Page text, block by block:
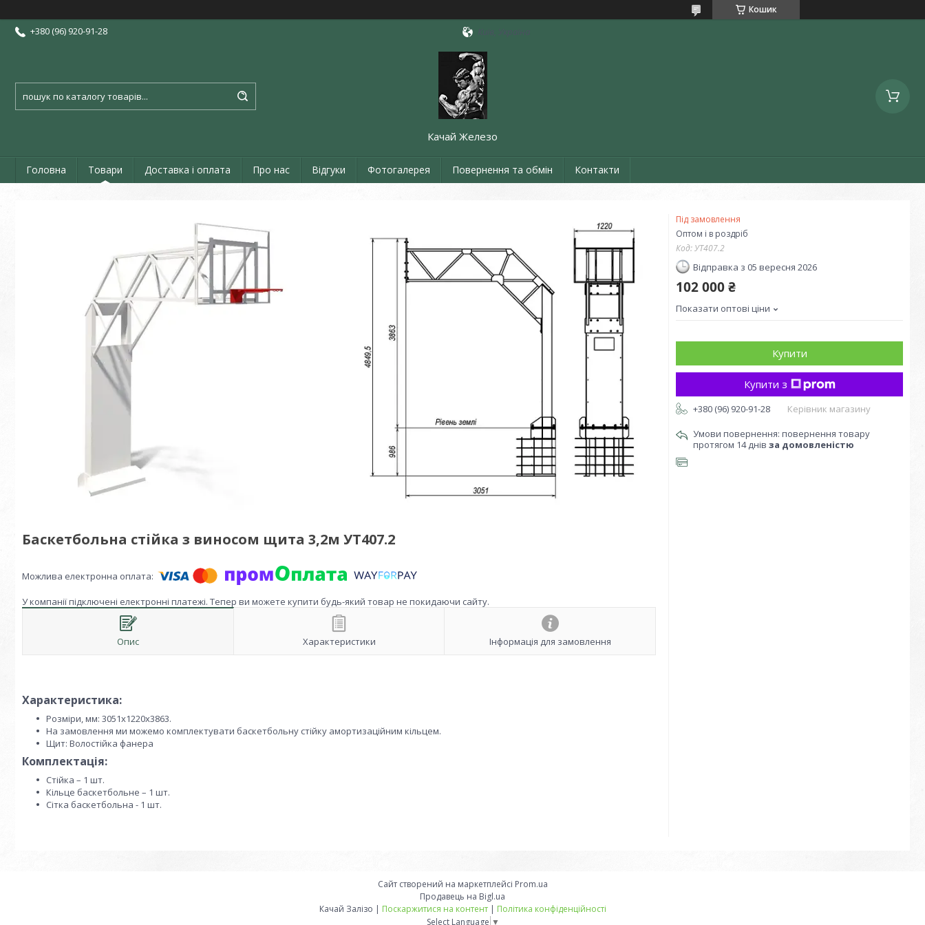
Кошик
+380 (96) 920-91-28
Качай Железо
Головна Товари Доставка і оплата Про нас Відгуки Фотогалерея Повернення та обмін Контакти
Баскетбольна стійка з виносом щита 3,2м УТ407.2
У компанії підключені електронні платежі. Тепер ви можете купити будь-який товар не покидаючи сайту.
Опис Характеристики Інформація для замовлення
Характеристика:
Розміри, мм: 3051х1220х3863.
На замовлення ми можемо комплектувати баскетбольну стійку амортизаційним кільцем.
Щит: Волостійка фанера
Комплектація:
Стійка – 1 шт.
Кільце баскетбольне – 1 шт.
Сітка баскетбольна - 1 шт.
Під замовлення
Оптом і в роздріб
Код:УТ407.2
Відправка з 05 вересня 2026
102 000 ₴
Показати оптові ціни
Купити
Купити з
+380 (96) 920-91-28
Керівник магазину
повернення товару
протягом 14 днів за домовленістю
Сайт створений на маркетплейсі Prom.ua
Продавець на Bigl.ua
Качай Залізо | Поскаржитися на контент | Політика конфіденційності
Select Language ▼